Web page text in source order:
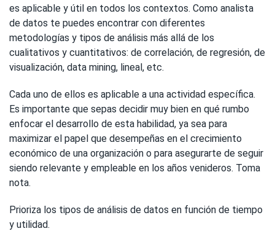
es aplicable y útil en todos los contextos. Como analista
de datos te puedes encontrar con diferentes
metodologías y tipos de análisis más allá de los
cualitativos y cuantitativos: de correlación, de regresión, de
visualización, data mining, lineal, etc.
Cada uno de ellos es aplicable a una actividad específica.
Es importante que sepas decidir muy bien en qué rumbo
enfocar el desarrollo de esta habilidad, ya sea para
maximizar el papel que desempeñas en el crecimiento
económico de una organización o para asegurarte de seguir
siendo relevante y empleable en los años venideros. Toma
nota.
Prioriza los tipos de análisis de datos en función de tiempo
y utilidad.